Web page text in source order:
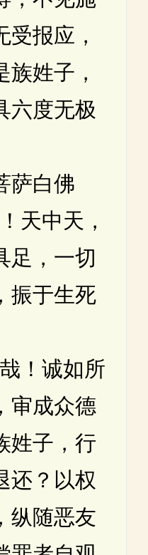
报应，
姓子，
六度无极
白佛
天中天，
足，一切
振于生死
！诚如所
审成众德
姓子，行
还？以权
纵随恶友